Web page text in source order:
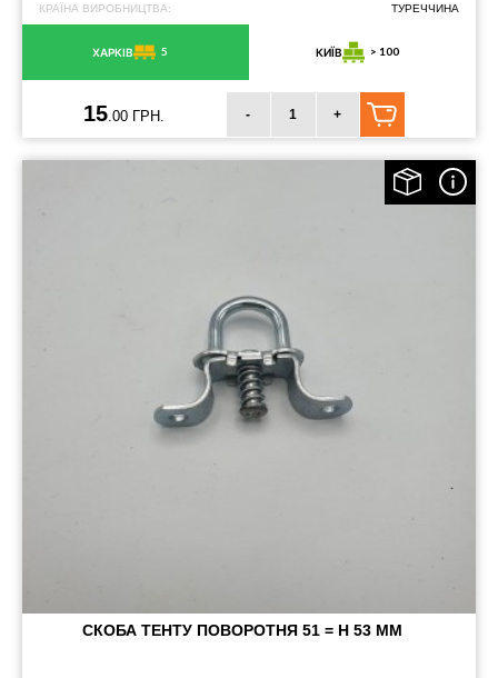
КРАЇНА ВИРОБНИЦТВА: ТУРЕЧЧИНА
ХАРКІВ 5 КИЇВ > 100
15 .00 ГРН. - +
СКОБА ТЕНТУ ПОВОРОТНЯ 51 = H 53 ММ